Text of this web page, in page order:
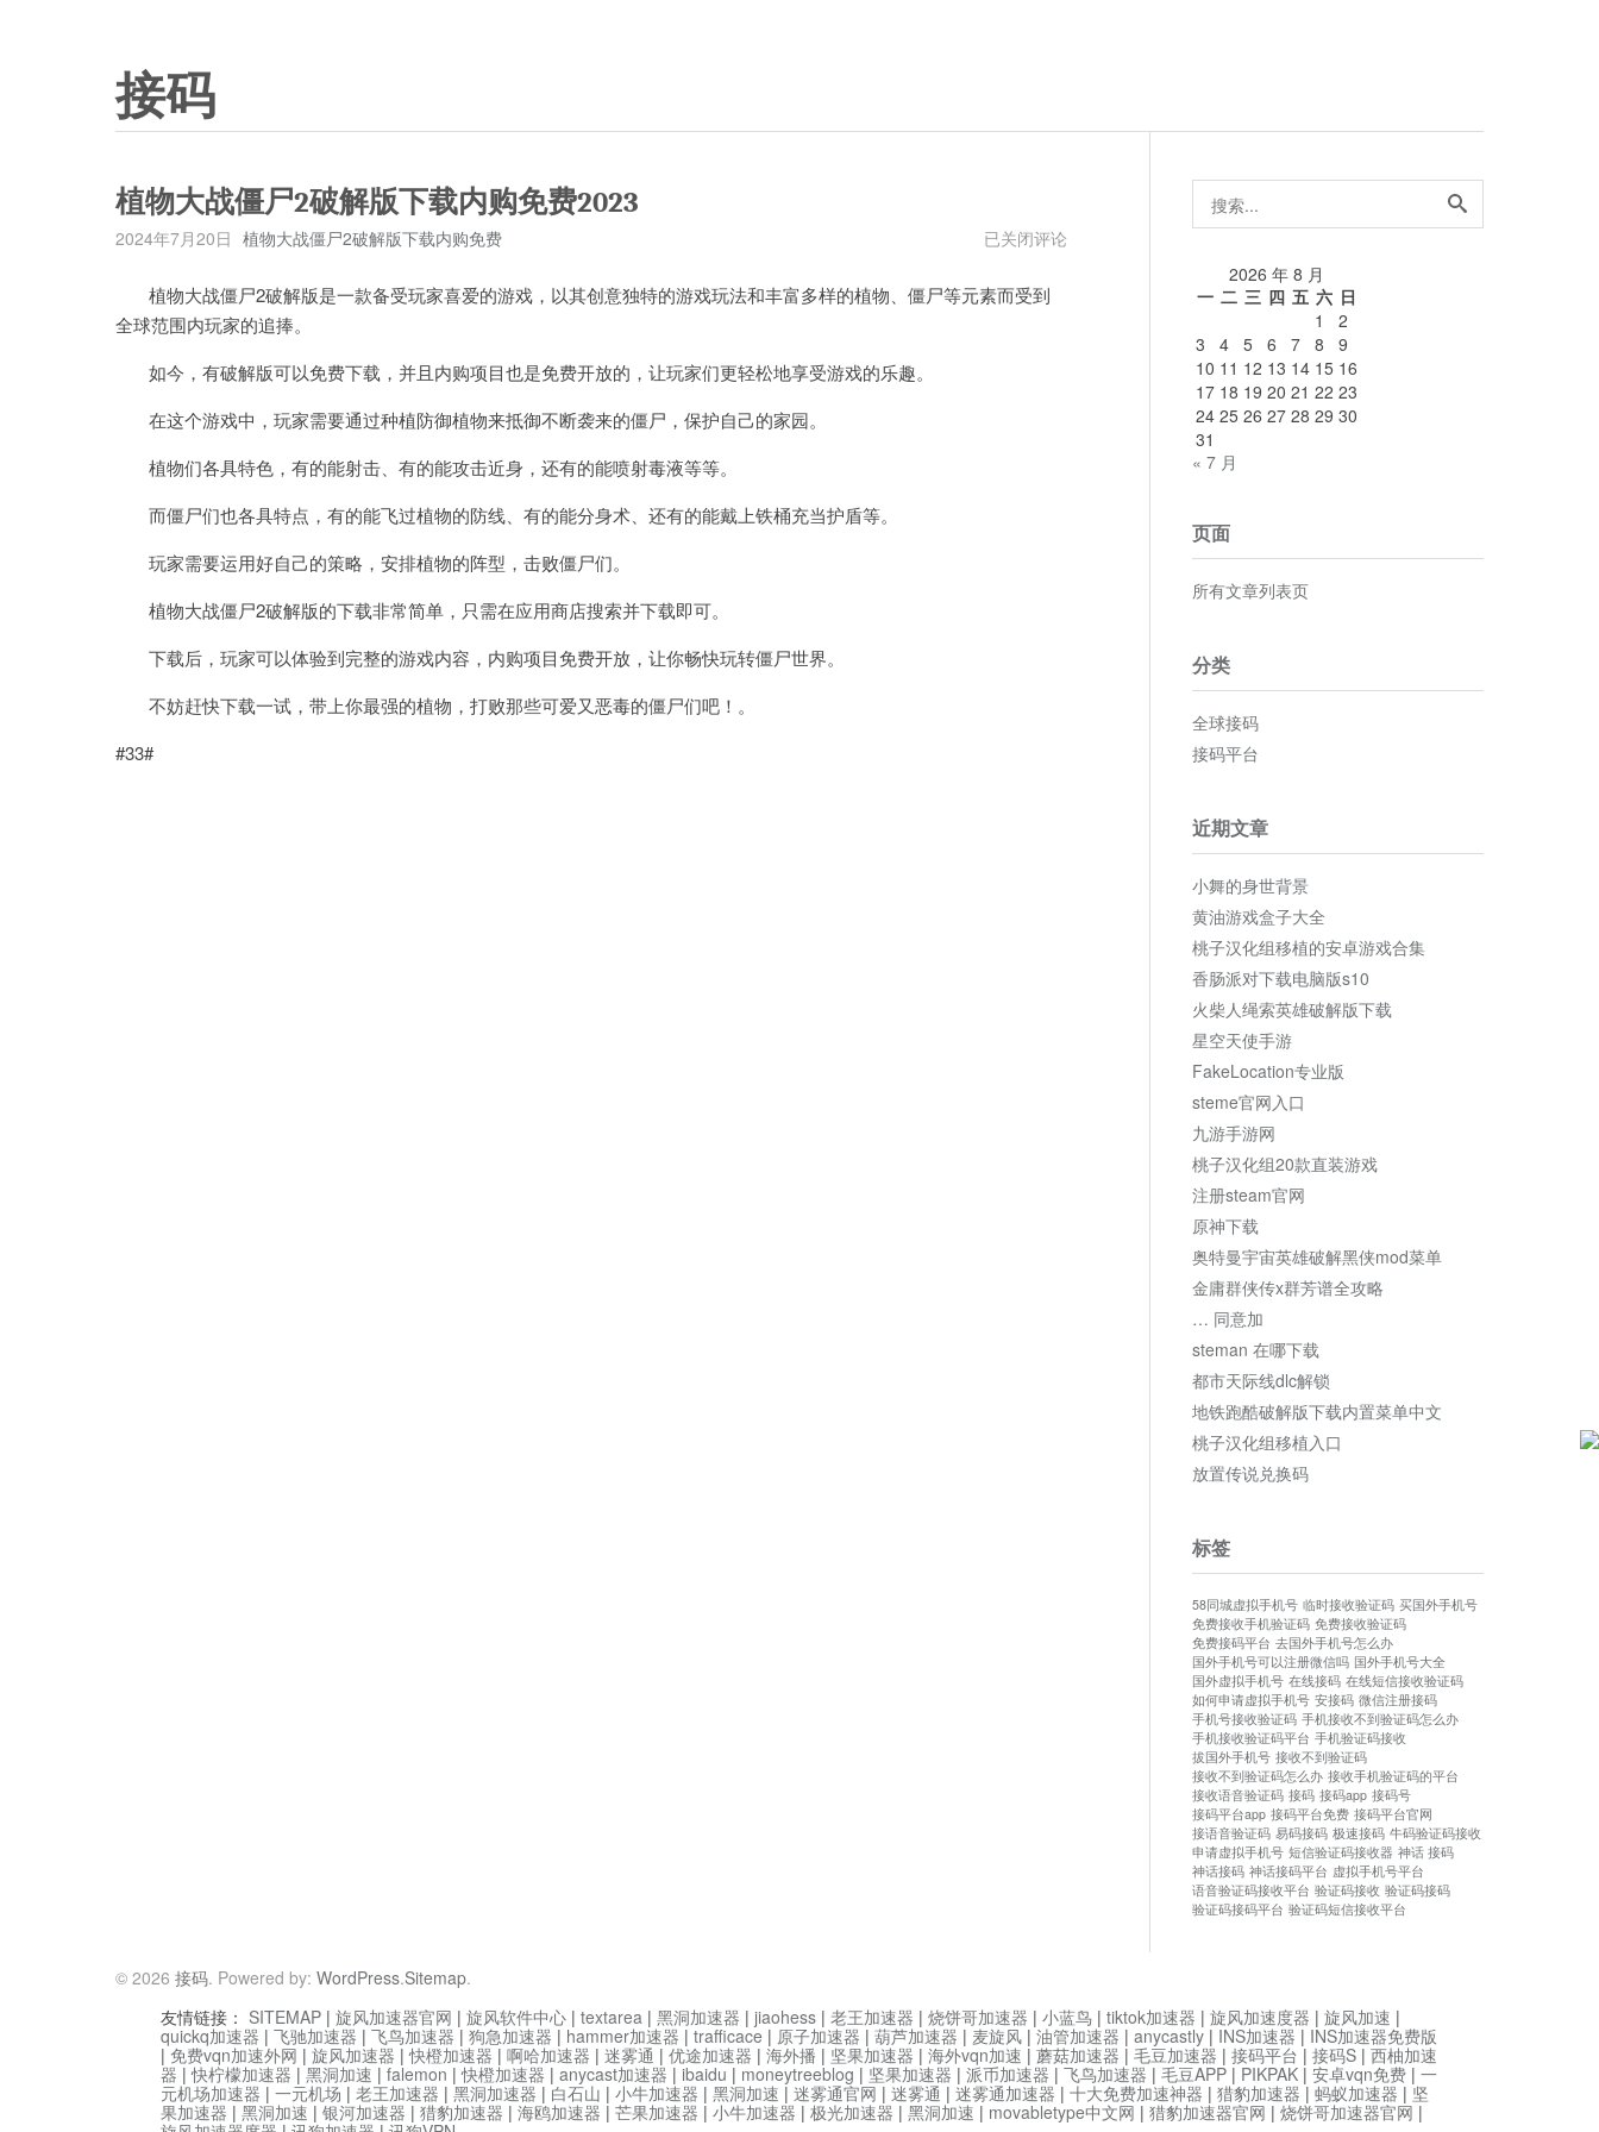
接码
植物大战僵尸2破解版下载内购免费2023
2024年7月20日 植物大战僵尸2破解版下载内购免费
植
战
已关闭评论
植物大战僵尸2破解版是一款备受玩家喜爱的游戏，以其创意独特的游戏玩法和丰富多样的植物、僵尸等元素而受到
全球范围内玩家的追捧。
如今，有破解版可以免费下载，并且内购项目也是免费开放的，让玩家们更轻松地享受游戏的乐趣。
在这个游戏中，玩家需要通过种植防御植物来抵御不断袭来的僵尸，保护自己的家园。
植物们各具特色，有的能射击、有的能攻击近身，还有的能喷射毒液等等。
而僵尸们也各具特点，有的能飞过植物的防线、有的能分身术、还有的能戴上铁桶充当护盾等。
玩家需要运用好自己的策略，安排植物的阵型，击败僵尸们。
植物大战僵尸2破解版的下载非常简单，只需在应用商店搜索并下载即可。
下载后，玩家可以体验到完整的游戏内容，内购项目免费开放，让你畅快玩转僵尸世界。
不妨赶快下载一试，带上你最强的植物，打败那些可爱又恶毒的僵尸们吧！。
#33#
搜
索...
2026 年 8 月
一 二 三 四 五 六 日
1
2
3
4 5 6 7 8
9
10 11 12 13 14 15 16
17 18 19 20 21 22 23
24 25 26 27 28 29 30
31
« 7 月
页面
所有文章列表页
分类
全球接码
接码平台
近期文章
小舞的身世背景
黄油游戏盒子大全
桃子汉化组移植的安卓游戏合集
香肠派对下载电脑版s10
火柴人绳索英雄破解版下载
星空天使手游
FakeLocation专业版
steme官网入口
九游手游网
桃子汉化组20款直装游戏
注册steam官网
原神下载
奥特曼宇宙英雄破解黑侠mod菜单
金庸群侠传x群芳谱全攻略
… 同意加
steman 在哪下载
都市天际线dlc解锁
地铁跑酷破解版下载内置菜单中文
桃子汉化组移植入口
放置传说兑换码
标签
58同城虚拟手机号 临时接收验证码 买国外手机号
免费接收手机验证码 免费接收验证码
免费接码平台 去国外手机号怎么办
国外手机号可以注册微信吗 国外手机号大全
国外虚拟手机号 在线接码 在线短信接收验证码
如何申请虚拟手机号 安接码 微信注册接码
手机号接收验证码 手机接收不到验证码怎么办
手机接收验证码平台 手机验证码接收
拔国外手机号 接收不到验证码
接收不到验证码怎么办 接收手机验证码的平台
接收语音验证码 接码 接码app 接码号
接码平台app 接码平台免费 接码平台官网
接语音验证码 易码接码 极速接码 牛码验证码接收
申请虚拟手机号 短信验证码接收器 神话 接码
神话接码 神话接码平台 虚拟手机号平台
语音验证码接收平台 验证码接收 验证码接码
验证码接码平台 验证码短信接收平台
© 2026 接码. Powered by: WordPress.Sitemap.
友情链接： SITEMAP | 旋风加速器官网 | 旋风软件中心 | textarea | 黑洞加速器 | jiaohess | 老王加速器 | 烧饼哥加速器 | 小蓝鸟 | tiktok加速器 | 旋风加速度器 | 旋风加速 |
quickq加速器 | 飞驰加速器 | 飞鸟加速器 | 狗急加速器 | hammer加速器 | trafficace | 原子加速器 | 葫芦加速器 | 麦旋风 | 油管加速器 | anycastly | INS加速器 | INS加速器免费版
| 免费vqn加速外网 | 旋风加速器 |快橙加速器 | 啊哈加速器 | 迷雾通 | 优途加速器 | 海外播 | 坚果加速器 | 海外vqn加速 | 蘑菇加速器 | 毛豆加速器 | 接码平台 | 接码S | 西柚加速
器 |快柠檬加速器 | 黑洞加速 | falemon |快橙加速器 | anycast加速器 | ibaidu | moneytreeblog | 坚果加速器 | 派币加速器 | 飞鸟加速器 | 毛豆APP | PIKPAK | 安卓vqn免费 | 一
元机场加速器 | 一元机场 | 老王加速器 | 黑洞加速器 | 白石山 | 小牛加速器 | 黑洞加速 | 迷雾通官网 | 迷雾通 | 迷雾通加速器 | 十大免费加速神器 | 猎豹加速器 | 蚂蚁加速器 | 坚
果加速器 | 黑洞加速 | 银河加速器 | 猎豹加速器 | 海鸥加速器 | 芒果加速器 | 小牛加速器 | 极光加速器 | 黑洞加速 | movabletype中文网 | 猎豹加速器官网 | 烧饼哥加速器官网 |